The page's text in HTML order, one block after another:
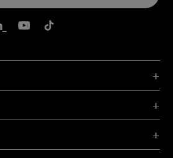
Instagram
Belkin LinkedIn
Belkin Youtube
Belkin TikTok